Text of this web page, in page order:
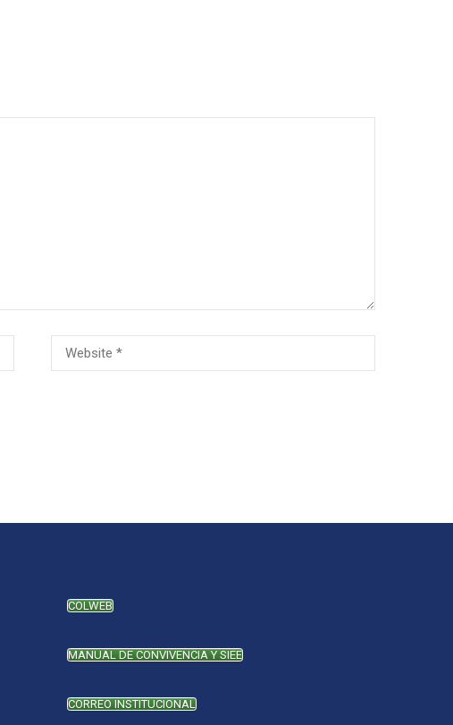
COLWEB
MANUAL DE CONVIVENCIA Y SIEE
CORREO INSTITUCIONAL